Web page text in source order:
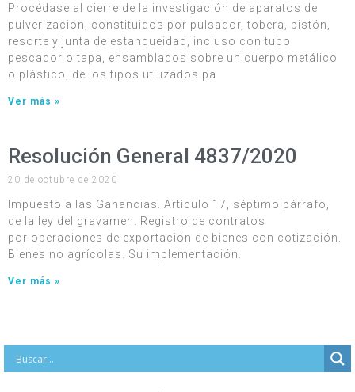
Procédase al cierre de la investigación de aparatos de
pulverización, constituidos por pulsador, tobera, pistón,
resorte y junta de estanqueidad, incluso con tubo
pescador o tapa, ensamblados sobre un cuerpo metálico
o plástico, de los tipos utilizados pa
Ver más »
Resolución General 4837/2020
20 de octubre de 2020
Impuesto a las Ganancias. Artículo 17, séptimo párrafo,
de la ley del gravamen. Registro de contratos
por operaciones de exportación de bienes con cotización.
Bienes no agrícolas. Su implementación.
Ver más »